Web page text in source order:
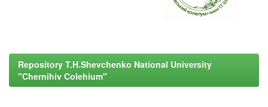
Repository T.H.Shevchenko National University
"Chernihiv Colehium"